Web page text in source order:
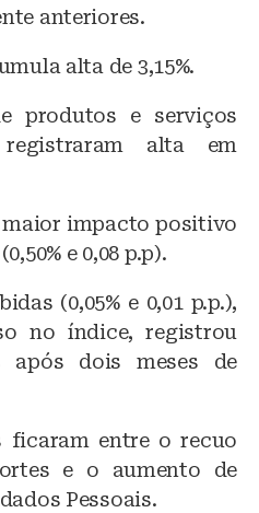
anteriores.
alta de 3,15%.
produtos e serviços
registraram alta em
impacto positivo
e 0,08 p.p).
(0,05% e 0,01 p.p.),
no índice, registrou
após dois meses de
ficaram entre o recuo
e o aumento de
Pessoais.